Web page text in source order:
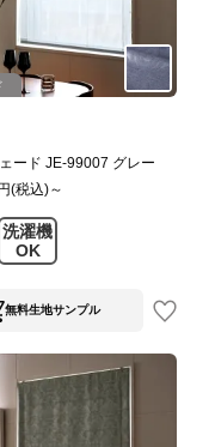
ード JE-99007 グレー
(税込)～
洗濯機
OK
無料生地サンプル